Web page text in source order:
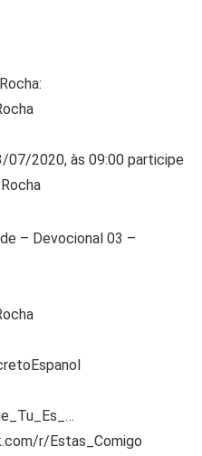
2020, às 09:00 participe
– Devocional 03 –
r/Estas_Comigo